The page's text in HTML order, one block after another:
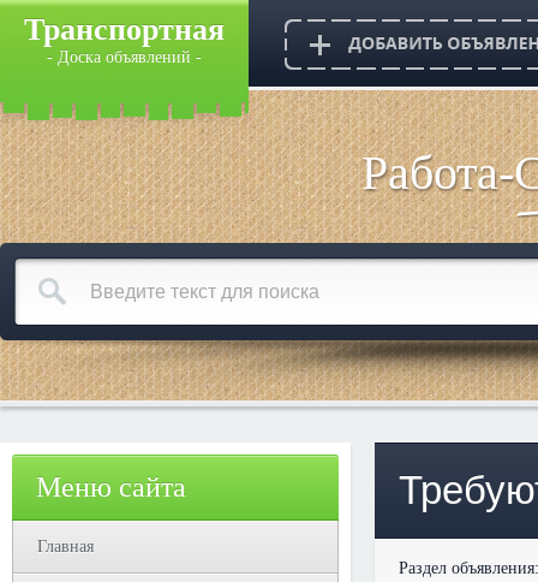
Транспортная
- Доска объявлений -
Меню сайта
Главная
Раздел